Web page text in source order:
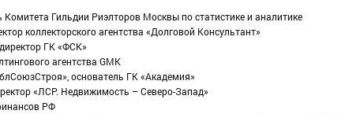
Гильдии Риэлторов Москвы по статистике и аналитике
коллекторского агентства «Долговой Консультант»
ГК «ФСК»
агентства GMK
основатель ГК «Академия»
«ЛСР. Недвижимость – Северо-Запад»
РФ